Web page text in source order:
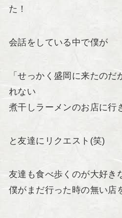
た！
会話をしている中で僕が
「せっかく盛岡に来たの
れない
煮干しラーメンのお店に行
と友達にリクエスト(笑)
友達も食べ歩くのが大好き
僕がまだ行った時の無い店